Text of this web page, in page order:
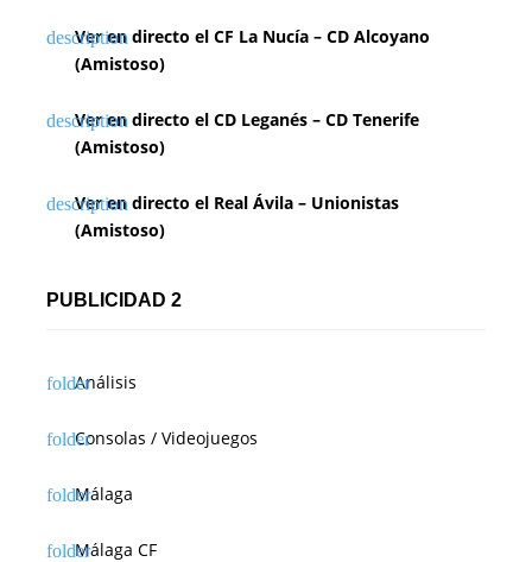
Ver en directo el CF La Nucía – CD Alcoyano
(Amistoso)
Ver en directo el CD Leganés – CD Tenerife
(Amistoso)
Ver en directo el Real Ávila – Unionistas
(Amistoso)
PUBLICIDAD 2
Análisis
Consolas / Videojuegos
Málaga
Málaga CF